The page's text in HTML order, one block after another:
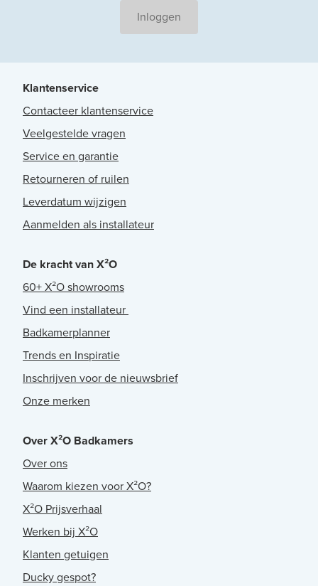
Inloggen
Klantenservice
Contacteer klantenservice
Veelgestelde vragen
Service en garantie
Retourneren of ruilen
Leverdatum wijzigen
Aanmelden als installateur
De kracht van X²O
60+ X²O showrooms
Vind een installateur
Badkamerplanner
Trends en Inspiratie
Inschrijven voor de nieuwsbrief
Onze merken
Over X²O Badkamers
Over ons
Waarom kiezen voor X²O?
X²O Prijsverhaal
Werken bij X²O
Klanten getuigen
Ducky gespot?